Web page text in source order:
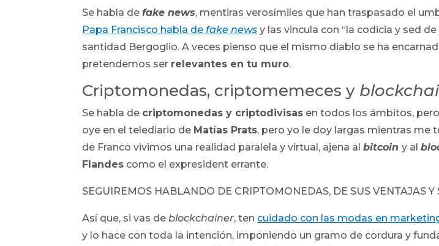
Se habla defake news, mentiras verosímiles que han traspasado el
Papa Francisco habla de fake news y las vincula con “la codicia y sed
santidad Bergoglio. A veces pienso que el mismo diablo se ha
pretendemos ser relevantes en tu muro.
Criptomonedas, criptomemeces y
Se habla de criptomonedas y criptodivisas en todos los ámbitos,
oye en el telediario de Matías Prats, pero yo le doy largas mientras me
de Franco vivimos una realidad paralela y virtual, ajena albitcoin y al
Flandes como el expresident errante.
SEGUIREMOS HABLANDO DE CRIPTOMONEDAS, DE SUS VENTAJAS Y
Así que, si vas deblockchainer, ten cuidado con las modas en
y lo hace con toda la intención, imponiendo un gramo de cordura y